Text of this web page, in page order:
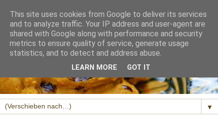
▼
This site uses cookies from Google to deliver its services
and to analyze traffic. Your IP address and user-agent are
shared with Google along with performance and security
metrics to ensure quality of service, generate usage
statistics, and to detect and address abuse.
LEARN MORE GOT IT